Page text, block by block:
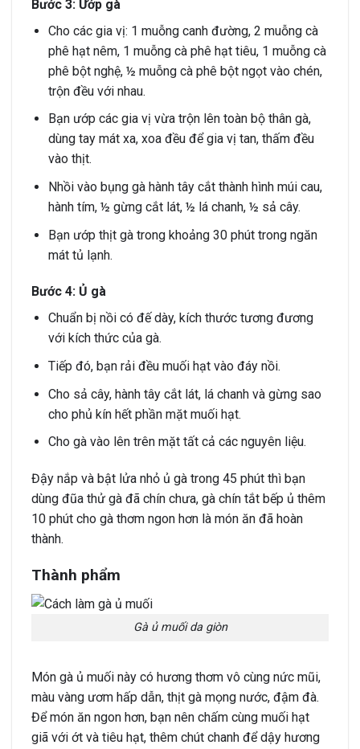
Bước 3: Ướp gà
Cho các gia vị: 1 muỗng canh đường, 2 muỗng cà
phê hạt nêm, 1 muỗng cà phê hạt tiêu, 1 muỗng cà
phê bột nghệ, ½ muỗng cà phê bột ngọt vào chén,
trộn đều với nhau.
Bạn ướp các gia vị vừa trộn lên toàn bộ thân gà,
dùng tay mát xa, xoa đều để gia vị tan, thấm đều
vào thịt.
Nhồi vào bụng gà hành tây cắt thành hình múi cau,
hành tím, ½ gừng cắt lát, ½ lá chanh, ½ sả cây.
Bạn ướp thịt gà trong khoảng 30 phút trong ngăn
mát tủ lạnh.
Bước 4: Ủ gà
Chuẩn bị nồi có đế dày, kích thước tương đương
với kích thức của gà.
Tiếp đó, bạn rải đều muối hạt vào đáy nồi.
Cho sả cây, hành tây cắt lát, lá chanh và gừng sao
cho phủ kín hết phần mặt muối hạt.
Cho gà vào lên trên mặt tất cả các nguyên liệu.
Đậy nắp và bật lửa nhỏ ủ gà trong 45 phút thì bạn
dùng đũa thử gà đã chín chưa, gà chín tắt bếp ủ thêm
10 phút cho gà thơm ngon hơn là món ăn đã hoàn
thành.
Thành phẩm
Gà ủ muối da giòn
Món gà ủ muối này có hương thơm vô cùng nức mũi,
màu vàng ươm hấp dẫn, thịt gà mọng nước, đậm đà.
Để món ăn ngon hơn, bạn nên chấm cùng muối hạt
giã với ớt và tiêu hạt, thêm chút chanh để dậy hương